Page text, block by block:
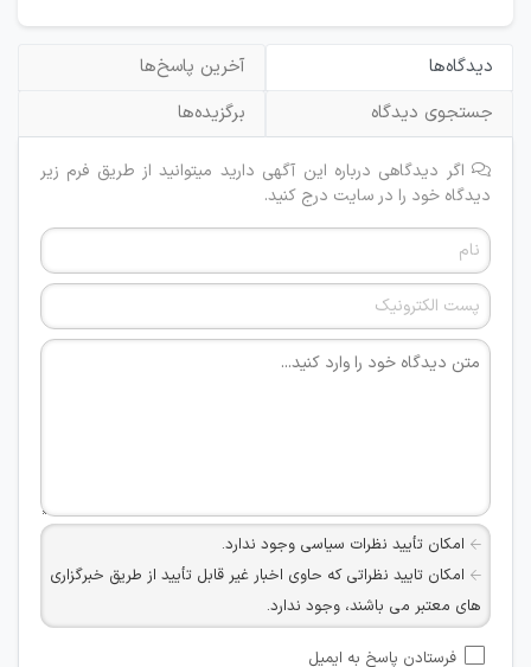
دیدگاه‌ها
آخرین پاسخ‌ها
جستجوی دیدگاه
برگزیده‌ها
اگر دیدگاهی درباره این آگهی دارید میتوانید از طریق فرم زیر
دیدگاه خود را در سایت درج کنید.
امکان تأیید نظرات سیاسی وجود ندارد.
امکان تایید نظراتی که حاوی اخبار غیر قابل تأیید از طریق خبرگزاری
های معتبر می باشند، وجود ندارد.
فرستادن پاسخ به ایمیل